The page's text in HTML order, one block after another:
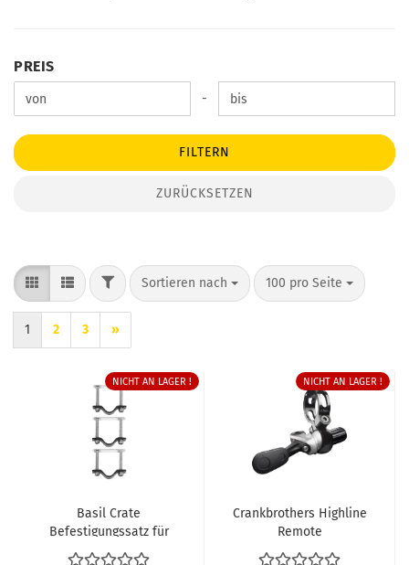
PREIS
PREIS
Preis bis -
FILTERN
ZURÜCKSETZEN
FILTERSortieren nach
Sortieren nach 100 pro Seite
pro Seite
1 2 3 »
NICHT AN LAGER !
Basil Crate
Befestigungssatz für
Basil Kiste
NICHT AN LAGER !
Crankbrothers Highline
Remote